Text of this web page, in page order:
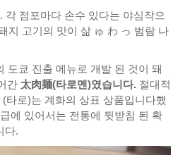
각 점포마다 손수 있다는 야심작으
지 고기의 맛이 삶 ゅ わ っ 범람 나
도쿄 진출 메뉴로 개발 된 것이 돼
간 太肉麺(타로멘)였습니다. 절대적
타로)는 계화의 상표 상품입니다했
에 있어서는 전통에 뒷받침 된 확
다.